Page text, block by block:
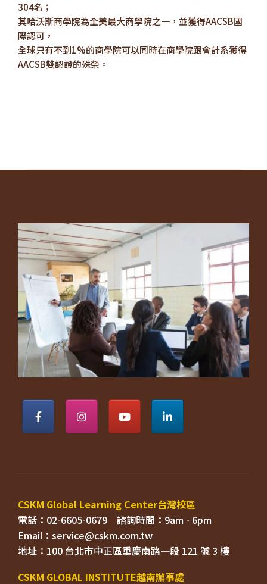
304名；
其哈沃斯商學院為全美最大商學院之一，並獲得AACSB國
際認可，
全球只有不到1%的商學院可以同時在商學院跟會計系獲得
AACSB雙認證的殊榮。
電話：02-6605-0679
Email：